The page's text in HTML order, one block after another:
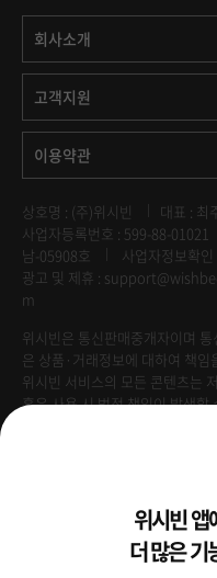
회사소개
고객지원
이용약관
상호명 : (주)위시빈 대표 : 최
사업자등록번호 : 599-88-01021
남-05908호
사업자정보확인
광고 및 제휴 :
m
위시빈은 통신판매중개자이며
은 상품·거래정보에 대하여 책임
위시빈 서비스의 모든 콘텐츠는
혹은 사용 시 법적 책임이 발생할
Venture Enterprise위시빈 앱
더 많은 기